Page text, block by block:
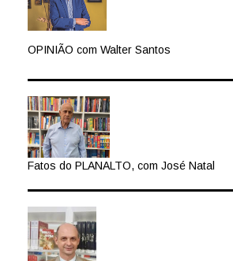
OPINIÃO com Walter Santos
Fatos do PLANALTO, com José Natal